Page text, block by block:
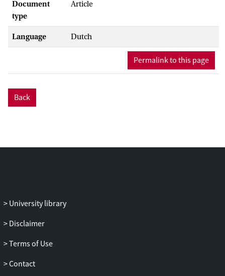
Document
type
Article
Language Dutch
Permalink to this page
Back
University library
Disclaimer
Terms of Use
Contact